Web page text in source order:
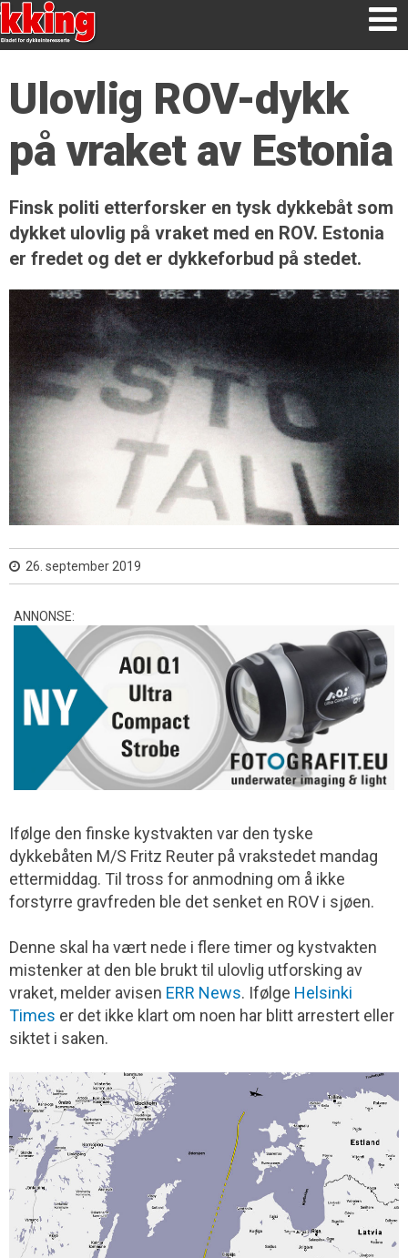
Ulovlig ROV-dykk
på vraket av Estonia
Finsk politi etterforsker en tysk dykkebåt som
dykket ulovlig på vraket med en ROV. Estonia
er fredet og det er dykkeforbud på stedet.
26. september 2019
ANNONSE:
Ifølge den finske kystvakten var den tyske
dykkebåten M/S Fritz Reuter på vrakstedet mandag
ettermiddag. Til tross for anmodning om å ikke
forstyrre gravfreden ble det senket en ROV i sjøen.
Denne skal ha vært nede i flere timer og kystvakten
mistenker at den ble brukt til ulovlig utforsking av
vraket, melder avisen ERR News. Ifølge Helsinki
Times er det ikke klart om noen har blitt arrestert eller
siktet i saken.